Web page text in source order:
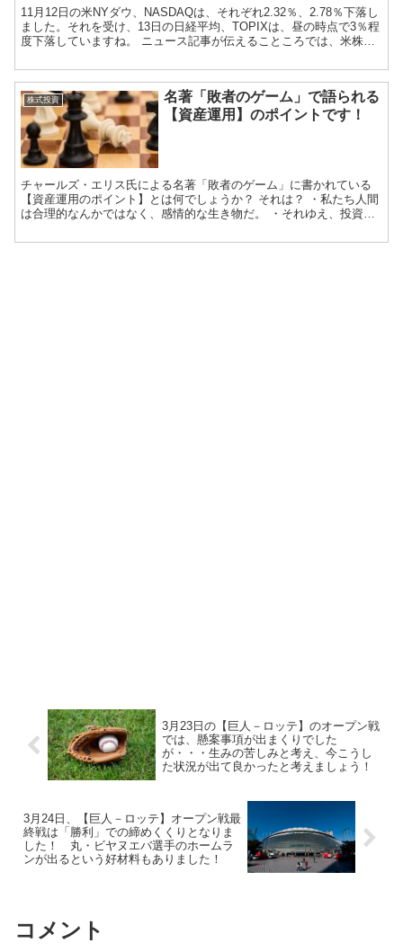
11月12日の米NYダウ、NASDAQは、それぞれ2.32％、2.78％下落し
ました。それを受け、13日の日経平均、TOPIXは、昼の時点で3％程
度下落していますね。 ニュース記事が伝えることころでは、米株価
株式投資
名著「敗者のゲーム」で語られる
【資産運用】のポイントです！
チャールズ・エリス氏による名著「敗者のゲーム」に書かれている
【資産運用のポイント】とは何でしょうか？ それは？ ・私たち人間
は合理的なんかではなく、感情的な生き物だ。 ・それゆえ、投資に
3月23日の【巨人－ロッテ】のオープン戦
では、懸案事項が出まくりでした
が・・・生みの苦しみと考え、今こうし
た状況が出て良かったと考えましょう！
3月24日、【巨人－ロッテ】オープン戦最
終戦は「勝利」での締めくくりとなりま
した！ 丸・ビヤヌエバ選手のホームラ
ンが出るという好材料もありました！
コメント